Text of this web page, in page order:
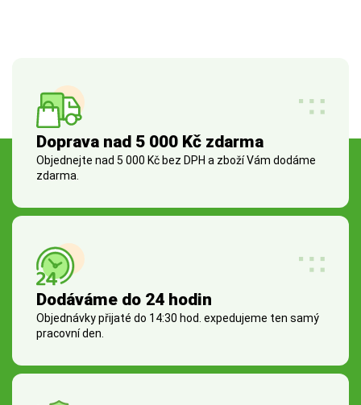
Doprava nad 5 000 Kč zdarma
Objednejte nad 5 000 Kč bez DPH a zboží Vám dodáme
zdarma.
Dodáváme do 24 hodin
Objednávky přijaté do 14:30 hod. expedujeme ten samý
pracovní den.